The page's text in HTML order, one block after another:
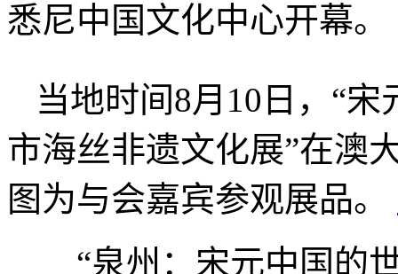
悉尼中国文化中心开幕。
当地时间8月10日，“
市海丝非遗文化展”在澳
图为与会嘉宾参观展品。
“泉州：宋元中国的世